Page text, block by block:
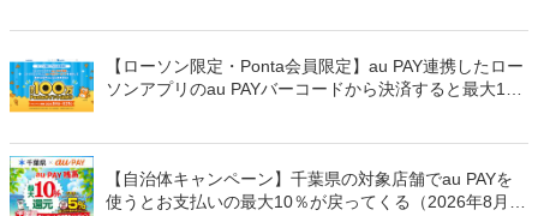
【ローソン限定・Ponta会員限定】au PAY連携したロー
ソンアプリのau PAYバーコードから決済すると最大100
【自治体キャンペーン】千葉県の対象店舗でau PAYを
使うとお支払いの最大10％が戻ってくる（2026年8月7